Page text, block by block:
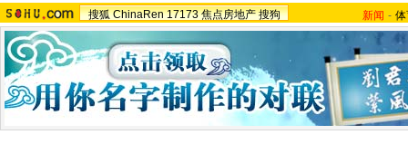
搜狐 ChinaRen 17173 焦点房地产 搜狗 新闻 -